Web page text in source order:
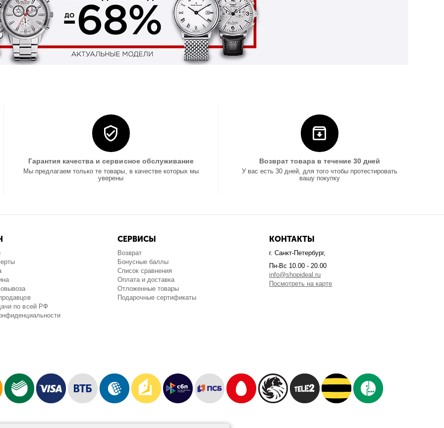
Гарантия качества и сервисное обслуживание
Мы предлагаем только те товары, в качестве которых мы
уверены
Возврат товара в течение 30 дней
У вас есть 30 дней, для того чтобы протестировать
вашу покупку
по всей РФ
СЕРВИСЫ
Возврат
Бонусные баллы
Список сравнения
Оплата и доставка
Отложенные товары
Подарочные сертификаты
КОНТАКТЫ
г. Санкт-Петербург,
Пн-Вс 10.00 - 20.00
info@shopideal.ru
Посмотреть на карте